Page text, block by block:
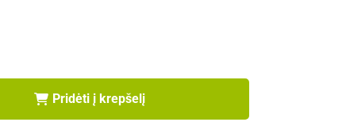
Pridėti į krepšelį